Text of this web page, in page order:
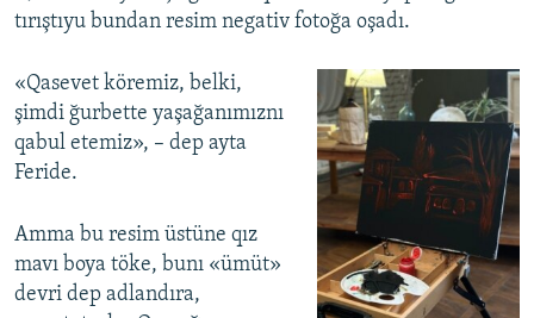
tırıştıyu bundan resim negativ fotoğa oşadı.
«Qasevet köremiz, belki,
şimdi ğurbette yaşağanımıznı
qabul etemiz», – dep ayta
Feride.
Amma bu resim üstüne qız
mavı boya töke, bunı «ümüt»
devri dep adlandıra,